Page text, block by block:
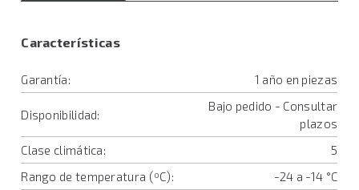
Características
Garantía: 1 año en piezas
Disponibilidad:
Bajo pedido - Consultar
plazos
Clase climática:
5
Rango de temperatura (ºC):
-24 a -14 °C